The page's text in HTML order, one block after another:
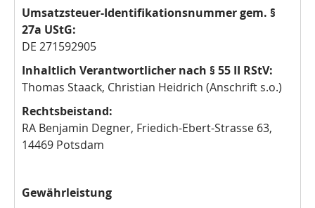
Umsatzsteuer-Identifikationsnummer gem. §
27a UStG:
DE 271592905
Inhaltlich Verantwortlicher nach § 55 II RStV:
Thomas Staack, Christian Heidrich (Anschrift s.o.)
Rechtsbeistand:
RA Benjamin Degner, Friedich-Ebert-Strasse 63,
14469 Potsdam
Gewährleistung